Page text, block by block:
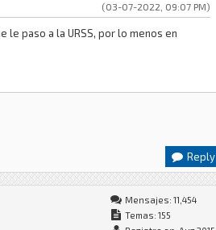
(03-07-2022, 09:07 PM)
paso a la URSS, por lo menos en
Reply
Mensajes: 11,454
Temas: 155